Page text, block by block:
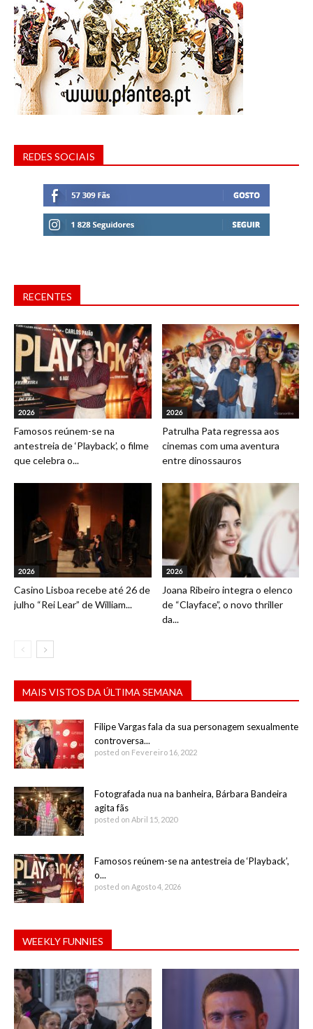
REDES SOCIAIS
RECENTES
2026
Famosos reúnem-se na
antestreia de ‘Playback’, o filme
que celebra o...
2026
Patrulha Pata regressa aos
cinemas com uma aventura
entre dinossauros
2026
Casino Lisboa recebe até 26 de
julho “Rei Lear” de William...
2026
Joana Ribeiro integra o elenco
de “Clayface”, o novo thriller
da...
MAIS VISTOS DA ÚLTIMA SEMANA
Filipe Vargas fala da sua personagem sexualmente
controversa...
posted on Fevereiro 16, 2022
Fotografada nua na banheira, Bárbara Bandeira
agita fãs
posted on Abril 15, 2020
Famosos reúnem-se na antestreia de ‘Playback’,
o...
posted on Agosto 4, 2026
WEEKLY FUNNIES